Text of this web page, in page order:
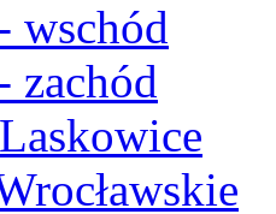
wschód
zachód